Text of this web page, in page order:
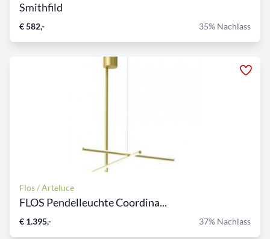
Smithfild
€ 582,- 35% Nachlass
Flos / Arteluce
FLOS Pendelleuchte Coordina...
€ 1.395,- 37% Nachlass